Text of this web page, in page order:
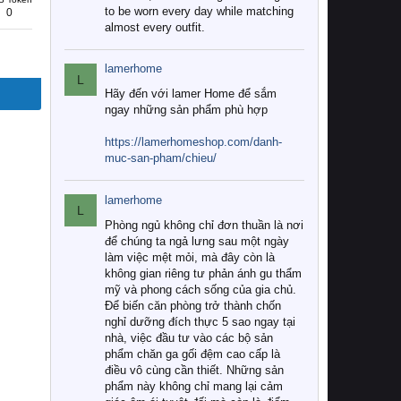
0
to be worn every day while matching
almost every outfit.
L
lamerhome
Hãy đến với lamer Home để sắm
ngay những sản phẩm phù hợp
https://lamerhomeshop.com/danh-
muc-san-pham/chieu/
L
lamerhome
Phòng ngủ không chỉ đơn thuần là nơi
để chúng ta ngả lưng sau một ngày
làm việc mệt mỏi, mà đây còn là
không gian riêng tư phản ánh gu thẩm
mỹ và phong cách sống của gia chủ.
Để biến căn phòng trở thành chốn
nghỉ dưỡng đích thực 5 sao ngay tại
nhà, việc đầu tư vào các bộ sản
phẩm chăn ga gối đệm cao cấp là
điều vô cùng cần thiết. Những sản
phẩm này không chỉ mang lại cảm